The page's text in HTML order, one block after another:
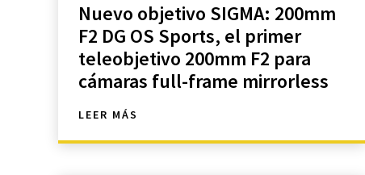
Nuevo objetivo SIGMA: 200mm
F2 DG OS Sports, el primer
teleobjetivo 200mm F2 para
cámaras full-frame mirrorless
LEER MÁS